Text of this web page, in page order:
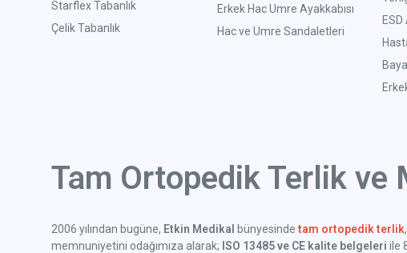
Starflex Tabanlık
Çelik Tabanlık
Erkek Hac Umre Ayakkabısı
Hac ve Umre Sandaletleri
Tam Ortopedik Terlik ve
2006 yılından bugüne, Etkin Medikal bünyesindetam ortopedik terlik
memnuniyetini odağımıza alarak; ISO 13485 ve CE kalite belgeleri ile